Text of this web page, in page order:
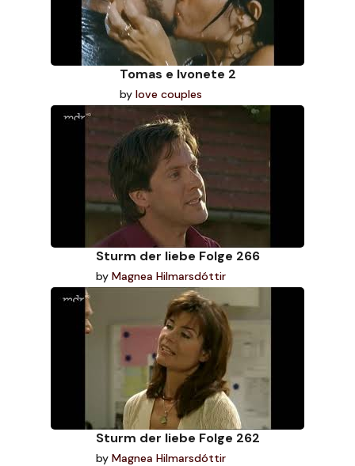
Tomas e Ivonete 2
by love couples
Sturm der liebe Folge 266
by Magnea Hilmarsdóttir
Sturm der liebe Folge 262
by Magnea Hilmarsdóttir